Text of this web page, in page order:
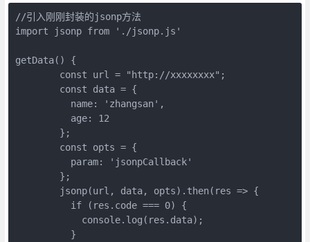
//引入刚刚封装的jsonp方法
import jsonp from './jsonp.js'
getData() {
        const url = "http://xxxxxxxx";
        const data = {
          name: 'zhangsan',
          age: 12
        };
        const opts = {
          param: 'jsonpCallback'
        };
        jsonp(url, data, opts).then(res => {
          if (res.code === 0) {
            console.log(res.data);
          }